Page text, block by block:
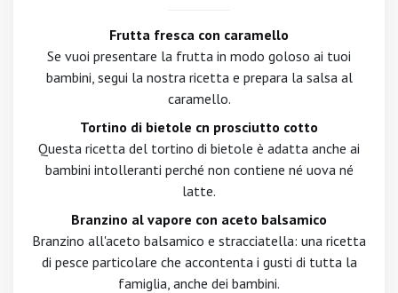
Frutta fresca con caramello
Se vuoi presentare la frutta in modo goloso ai tuoi
bambini, segui la nostra ricetta e prepara la salsa al
caramello.
Tortino di bietole cn prosciutto cotto
Questa ricetta del tortino di bietole è adatta anche ai
bambini intolleranti perché non contiene né uova né
latte.
Branzino al vapore con aceto balsamico
Branzino all'aceto balsamico e stracciatella: una ricetta
di pesce particolare che accontenta i gusti di tutta la
famiglia, anche dei bambini.